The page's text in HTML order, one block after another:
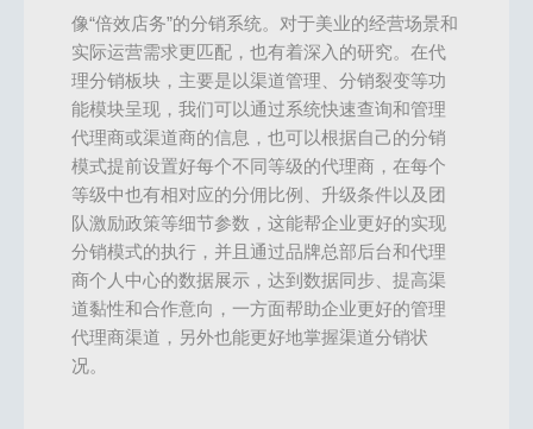
像“倍效店务”的分销系统。对于美业的经营场景和
实际运营需求更匹配，也有着深入的研究。在代
理分销板块，主要是以渠道管理、分销裂变等功
能模块呈现，我们可以通过系统快速查询和管理
代理商或渠道商的信息，也可以根据自己的分销
模式提前设置好每个不同等级的代理商，在每个
等级中也有相对应的分佣比例、升级条件以及团
队激励政策等细节参数，这能帮企业更好的实现
分销模式的执行，并且通过品牌总部后台和代理
商个人中心的数据展示，达到数据同步、提高渠
道黏性和合作意向，一方面帮助企业更好的管理
代理商渠道，另外也能更好地掌握渠道分销状
况。